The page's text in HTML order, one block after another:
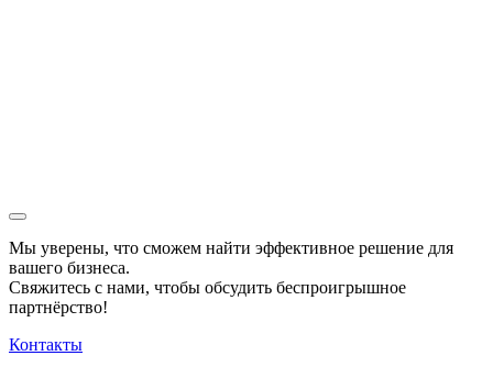
Мы уверены, что сможем найти эффективное решение для
вашего бизнеса.
Свяжитесь с нами, чтобы обсудить беспроигрышное
партнёрство!
Контакты